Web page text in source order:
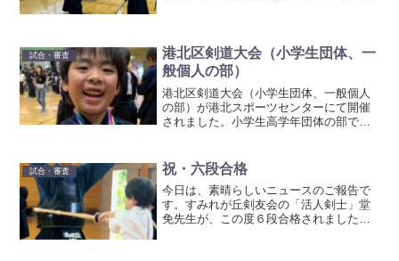
試合・審査
港北区剣道大会（小学生団体、一
般個人の部）
港北区剣道大会（小学生団体、一般個人
の部）が港北スポーツセンターにて開催
されました。小学生高学年団体の部で、
広大さんが３位入賞。こちらも快挙で
す！
試合・審査 祝・六段合格
今日は、素晴らしいニュースのご報告で
す。すみれが丘剣友会の「活人剣士」堂
免先生が、この度６段合格されました！